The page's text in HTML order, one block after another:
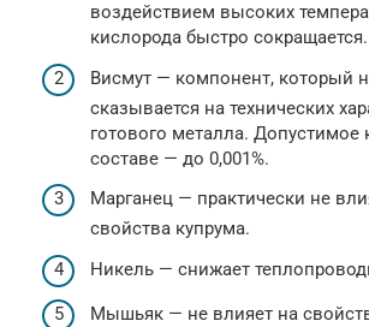
воздействием высоких
кислорода быстро сокращается.
Висмут — компонент, который
сказывается на технических
готового металла. Допустимое
составе — до 0,001%.
Марганец — практически не
свойства купрума.
Никель — снижает
Мышьяк — не влияет на